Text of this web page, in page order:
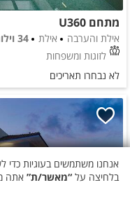
אנחנו משתמשים בעוגיות כדי
בלחיצה על “מאשר/ת” אתה
מתחם U360
אילת והערבה אילת
34 וילות + 5 דירות נופש
לזוגות ומשפחות
לא נבחרו תאריכים